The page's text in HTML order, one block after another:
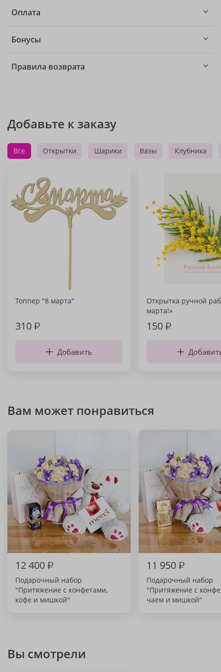
Оплата
Бонусы
Правила возврата
Добавьте к заказу
Все Открытки Шарики Вазы Клубника
Топпер "8 марта"
310₽
Добавить
Открытка ручной
марта!»
150₽
Вам может понравиться
12 400₽
Подарочный набор
"Притяжение с конфетами,
кофе и мишкой"
11 950₽
Подарочный набор
"Притяжение с
чаем и мишкой"
Вы смотрели